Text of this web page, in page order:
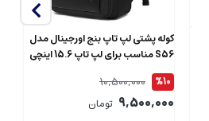
کوله پشتی لپ تاپ بنج اورجینال مدل
S56 مناسب برای لپ تاپ 15.6 اینچی
%10
10,500,000
9,500,000 تومان